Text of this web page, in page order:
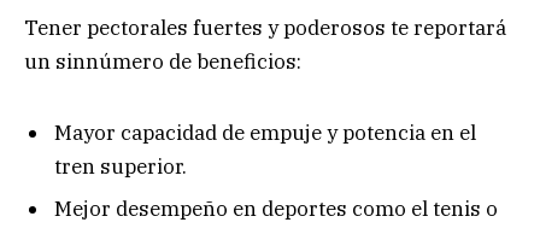
Tener pectorales fuertes y poderosos te reportará
un sinnúmero de beneficios:
Mayor capacidad de empuje y potencia en el
tren superior.
Mejor desempeño en deportes como el tenis o